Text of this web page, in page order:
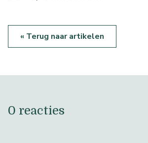
« Terug naar artikelen
0 reacties